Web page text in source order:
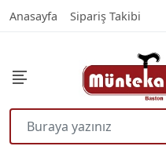
Anasayfa Sipariş Takibi